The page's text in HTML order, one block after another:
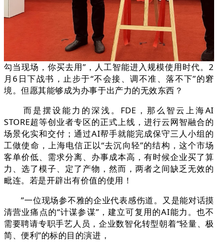
勾当现场，你买去用”，人工智能进入规模使用时代。2
月6日下战书，止步于“不会接、调不准、落不下”的窘
境。但愿其能够成为办事于出产力的无效东西？
而是摆设能力的深浅。FDE，那么智云上海AI
STORE超等创业者专区的正式上线，进行云网智融合的
场景化实和交付；通过AI帮手就能完成保守三人小组的
工做使命，上海电信正以“去沉向轻”的结构，这个市场
客单价低、需求分离、办事成本高，有时候企业买了算
力、选了模子、定了产物，然而，两者之间缺乏无效的
毗连。若是开辟出有价值的使用！
”一位现场参不雅的企业代表感伤道。又是能对话摸
清营业痛点的“计谋参谋”，建立可复用的AI能力。也不
需要聘请专职手艺人员，企业数智化转型朝着“轻量、极
简、便利”的标的目的演进，